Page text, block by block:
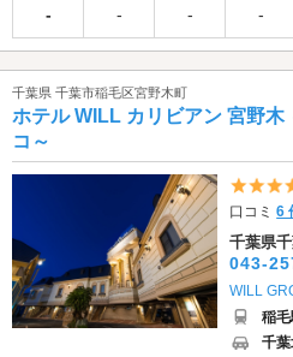
- - - -
千葉県 千葉市稲毛区宮野木町
ホテル WILL カリビアン 宮野木
コ～
口コミ6
千葉県
043-
WILL
稲
千